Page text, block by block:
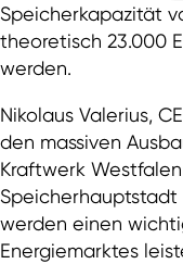
Speicherkapazität
theoretisch 23.000
werden.
Nikolaus Valerius,
den massiven
Kraftwerk
Speicherhauptstadt
werden einen
Energiemarktes